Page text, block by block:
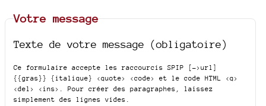
Votre message
Texte de votre message (obligatoire)
Ce formulaire accepte les raccourcis SPIP
[->url]
{{gras}} {italique} <quote> <code>
et le code HTML <q>
<del> <ins>
. Pour créer des paragraphes, laissez
simplement des lignes vides.